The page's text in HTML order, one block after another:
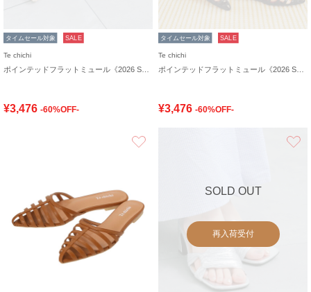
タイムセール対象 SALE
Te chichi
¥3,476 -60%OFF-
タイムセール対象 SALE
Te chichi
¥3,476 -60%OFF-
SOLD OUT
再入荷受付